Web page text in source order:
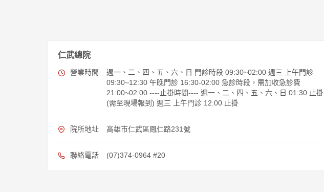
仁武總院
營業時間
週一、二、四、五、六、日 門診時段 09:30~02:00 週三 上午門診
09:30~12:30 午晚門診 16:30-02:00 急診時段，需加收急診費
21:00~02:00 ----止掛時間---- 週一、二、四、五、六、日 01:30 止掛
(需至現場報到) 週三 上午門診 12:00 止掛
院所地址 高雄市仁武區鳳仁路231號
聯絡電話 (07)374-0964 #20